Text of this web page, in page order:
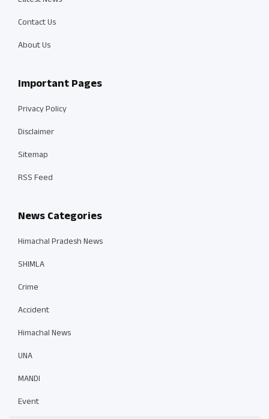
Contact Us
About Us
Important Pages
Privacy Policy
Disclaimer
Sitemap
RSS Feed
News Categories
Himachal Pradesh News
SHIMLA
Crime
Accident
Himachal News
UNA
MANDI
Event